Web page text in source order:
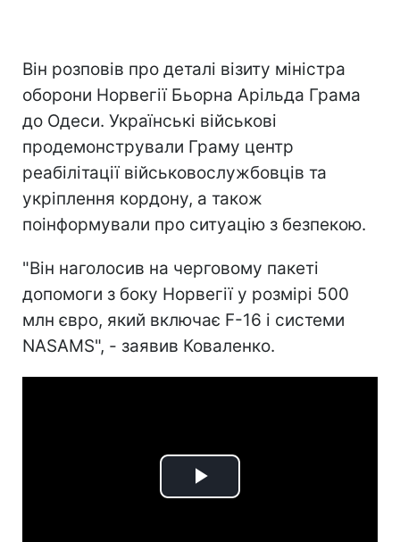
Він розповів про деталі візиту міністра
оборони Норвегії Бьорна Арільда Грама
до Одеси. Українські військові
продемонстрували Граму центр
реабілітації військовослужбовців та
укріплення кордону, а також
поінформували про ситуацію з безпекою.
"Він наголосив на черговому пакеті
допомоги з боку Норвегії у розмірі 500
млн євро, який включає F-16 і системи
NASAMS", - заявив Коваленко.
Play